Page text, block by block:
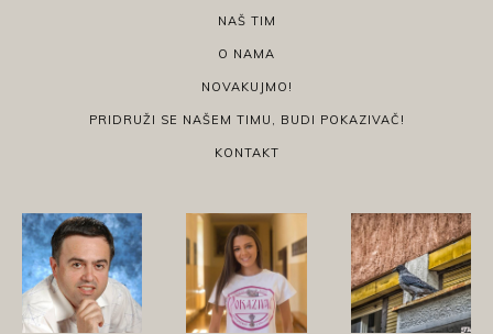
NAŠ TIM
O NAMA
NOVAKUJMO!
PRIDRUŽI SE NAŠEM TIMU, BUDI POKAZIVAČ!
KONTAKT